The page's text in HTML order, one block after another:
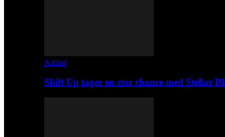
Artikel
Shift Up tager en stor chance med Stellar